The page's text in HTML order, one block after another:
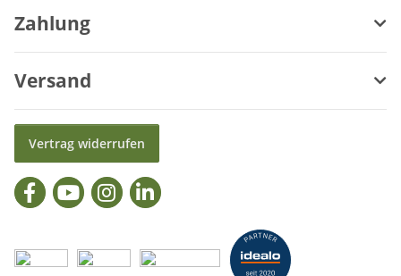
Zahlung
Versand
Vertrag widerrufen